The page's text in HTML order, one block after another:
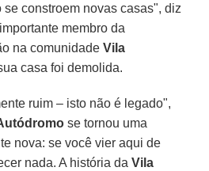
constroem novas casas", diz
membro da
na comunidadeVila
casa foi demolida.
ruim – isto não é legado",
se tornou uma
nova: se você vier aqui de
nada. A história daVila